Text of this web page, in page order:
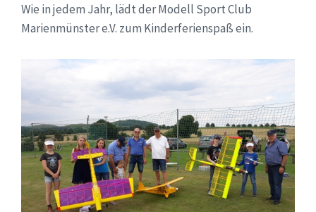
Wie in jedem Jahr, lädt der Modell Sport Club
Marienmünster e.V. zum Kinderferienspaß ein.